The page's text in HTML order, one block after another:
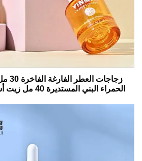
الحمراء البني